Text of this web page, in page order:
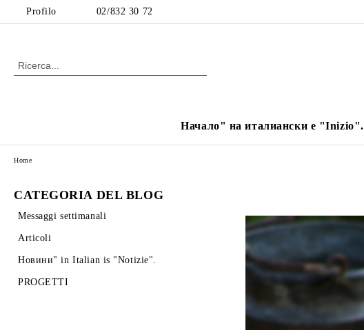
Profilo 02/832 30 72
Начало" на италиански е "Inizio".
CATEGORIA DEL BLOG
Messaggi settimanali
Articoli
Новини" in Italian is "Notizie".
PROGETTI
Home